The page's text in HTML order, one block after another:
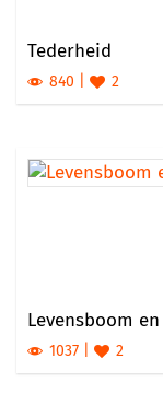
Tederheid
840 2
Levensboom
1037 2